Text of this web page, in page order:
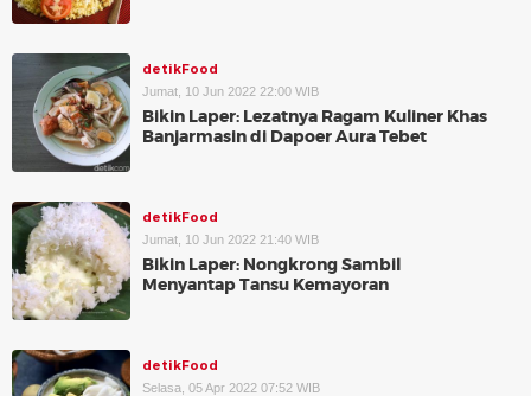
detikFood
Jumat, 10 Jun 2022 22:00 WIB
Bikin Laper: Lezatnya Ragam Kuliner Khas
Banjarmasin di Dapoer Aura Tebet
detikFood
Jumat, 10 Jun 2022 21:40 WIB
Bikin Laper: Nongkrong Sambil
Menyantap Tansu Kemayoran
detikFood
Selasa, 05 Apr 2022 07:52 WIB